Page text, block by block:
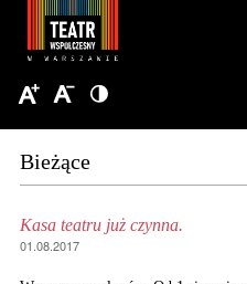
Bieżące
Kasa teatru już czynna.
01.08.2017